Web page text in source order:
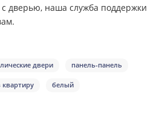
дверью, наша служба поддержки
двери панель-панель
квартиру белый